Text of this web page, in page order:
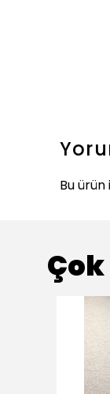
Bu ürün